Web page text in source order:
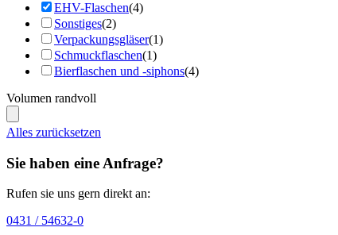
EHV-Flaschen(4)
Sonstiges(2)
Verpackungsgläser(1)
Schmuckflaschen(1)
Bierflaschen und -siphons(4)
Volumen randvoll
Alles zurücksetzen
Sie haben eine Anfrage?
Rufen sie uns gern direkt an:
0431 / 54632-0